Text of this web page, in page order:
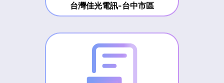
台灣佳光電訊-台中市區